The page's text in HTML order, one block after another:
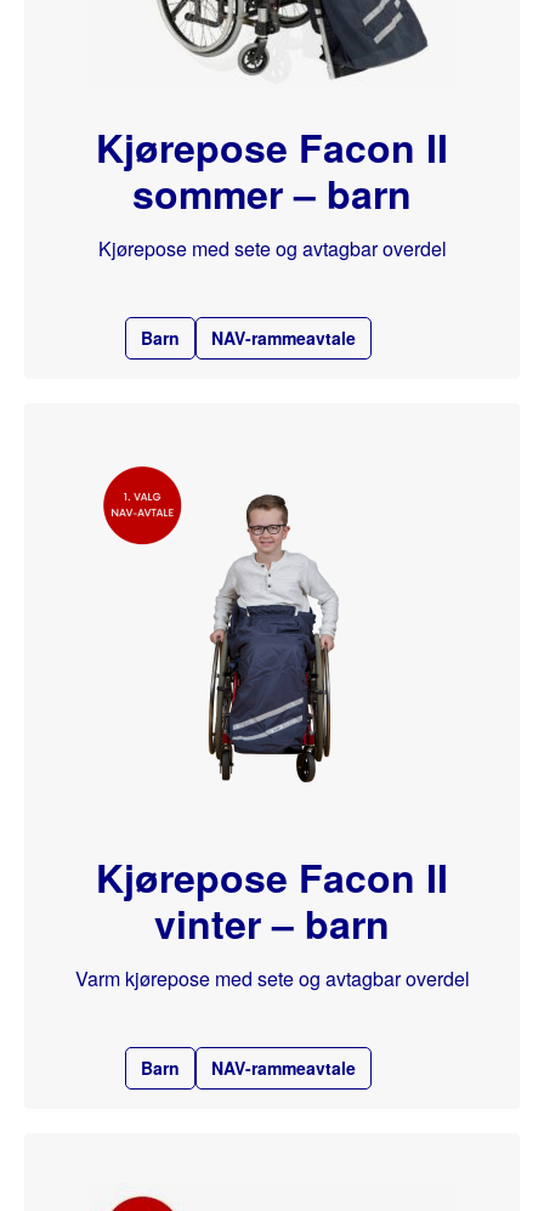
Kjørepose Facon II
sommer – barn
Barn NAV-rammeavtale
Kjørepose med sete og avtagbar overdel
Kjørepose Facon II
vinter – barn
Barn NAV-rammeavtale
Varm kjørepose med sete og avtagbar overdel